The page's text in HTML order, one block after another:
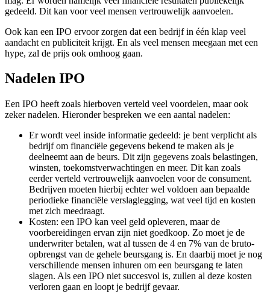
gedeeld. Dit kan voor veel mensen vertrouwelijk aanvoelen.
Ook kan een IPO ervoor zorgen dat een bedrijf in één klap veel
aandacht en publiciteit krijgt. En als veel mensen meegaan met een
hype, zal de prijs ook omhoog gaan.
Nadelen IPO
Een IPO heeft zoals hierboven verteld veel voordelen, maar ook
zeker nadelen. Hieronder bespreken we een aantal nadelen:
Er wordt veel inside informatie gedeeld: je bent verplicht als
bedrijf om financiële gegevens bekend te maken als je
deelneemt aan de beurs. Dit zijn gegevens zoals belastingen,
winsten, toekomstverwachtingen en meer. Dit kan zoals
eerder verteld vertrouwelijk aanvoelen voor de consument.
Bedrijven moeten hierbij echter wel voldoen aan bepaalde
periodieke financiële verslaglegging, wat veel tijd en kosten
met zich meedraagt.
Kosten: een IPO kan veel geld opleveren, maar de
voorbereidingen ervan zijn niet goedkoop. Zo moet je de
underwriter betalen, wat al tussen de 4 en 7% van de bruto-
opbrengst van de gehele beursgang is. En daarbij moet je nog
verschillende mensen inhuren om een beursgang te laten
slagen. Als een IPO niet succesvol is, zullen al deze kosten
verloren gaan en loopt je bedrijf gevaar.